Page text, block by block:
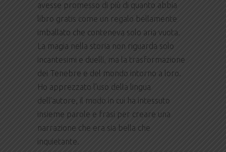
avesse promesso di più di quanto abbia
libro gratis come un regalo bellamente
imballato che conteneva solo aria vuota.
La magia nella storia non riguarda solo
incantesimi e duelli, ma la trasformazione
dei Tenebre e del mondo intorno a loro.
Ho apprezzato l’uso della lingua
dell’autore, il modo in cui ha intessuto
insieme parole e frasi per creare una
narrazione che era sia bella che
inquietante.